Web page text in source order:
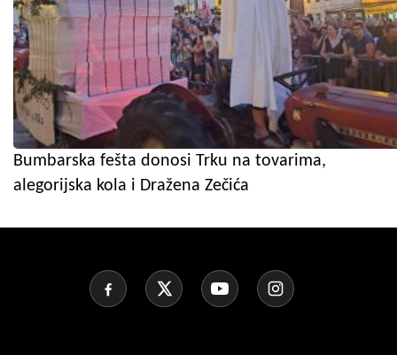
Bumbarska fešta donosi Trku na tovarima,
alegorijska kola i Dražena Zečića